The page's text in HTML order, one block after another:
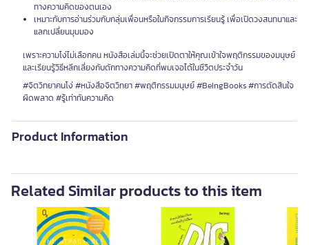
ทางความคิดของตนเอง
เหมาะกับการอ่านร่วมกับกลุ่มเพื่อนหรือในกิจกรรมการเรียนรู้ เพื่อเปิดวงสนทนาและ
แลกเปลี่ยนมุมมอง
เพราะความโง่ไม่เลือกคน หนังสือเล่มนี้จะช่วยเปิดตาให้คุณเข้าใจพฤติกรรมของมนุษย์
และเรียนรู้วิธีหลีกเลี่ยงกับดักทางความคิดที่พบเจอได้ในชีวิตประจำวัน
#จิตวิทยาคนโง่ #หนังสือจิตวิทยา #พฤติกรรมมนุษย์ #BeIngBooks #การตัดสินใจ
ผิดพลาด #รู้เท่าทันความคิด
Product Information
Related Similar products to this item